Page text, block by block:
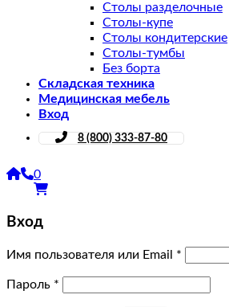
Столы разделочные
Столы-купе
Столы кондитерские
Столы-тумбы
Без борта
Складская техника
Медицинская мебель
Вход
8 (800) 333-87-80
0
Вход
Имя пользователя или Email *
Пароль *